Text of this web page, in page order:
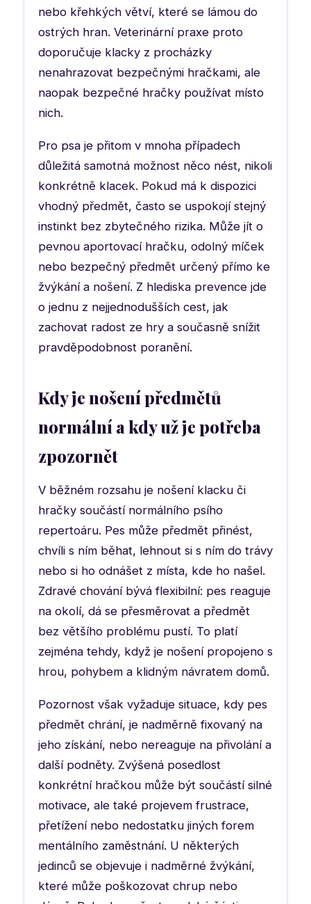
nebo křehkých větví, které se lámou do
ostrých hran. Veterinární praxe proto
doporučuje klacky z procházky
nenahrazovat bezpečnými hračkami, ale
naopak bezpečné hračky používat místo
nich.
Pro psa je přitom v mnoha případech
důležitá samotná možnost něco nést, nikoli
konkrétně klacek. Pokud má k dispozici
vhodný předmět, často se uspokojí stejný
instinkt bez zbytečného rizika. Může jít o
pevnou aportovací hračku, odolný míček
nebo bezpečný předmět určený přímo ke
žvýkání a nošení. Z hlediska prevence jde
o jednu z nejjednodušších cest, jak
zachovat radost ze hry a současně snížit
pravděpodobnost poranění.
Kdy je nošení předmětů
normální a kdy už je potřeba
zpozornět
V běžném rozsahu je nošení klacku či
hračky součástí normálního psího
repertoáru. Pes může předmět přinést,
chvíli s ním běhat, lehnout si s ním do trávy
nebo si ho odnášet z místa, kde ho našel.
Zdravé chování bývá flexibilní: pes reaguje
na okolí, dá se přesměrovat a předmět
bez většího problému pustí. To platí
zejména tehdy, když je nošení propojeno s
hrou, pohybem a klidným návratem domů.
Pozornost však vyžaduje situace, kdy pes
předmět chrání, je nadměrně fixovaný na
jeho získání, nebo nereaguje na přivolání a
další podněty. Zvýšená posedlost
konkrétní hračkou může být součástí silné
motivace, ale také projevem frustrace,
přetížení nebo nedostatku jiných forem
mentálního zaměstnání. U některých
jedinců se objevuje i nadměrné žvýkání,
které může poškozovat chrup nebo